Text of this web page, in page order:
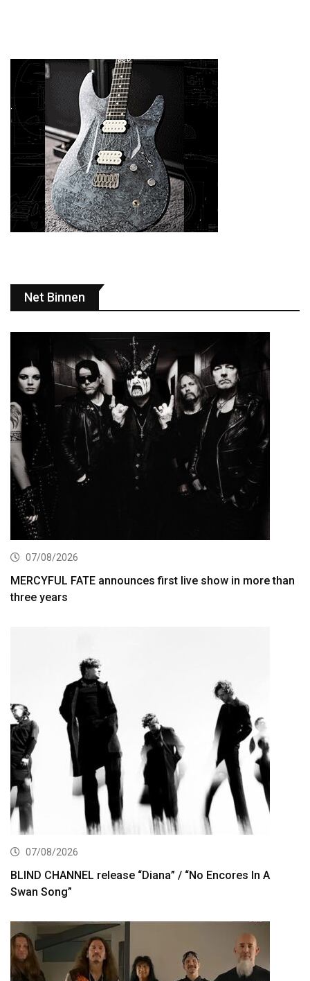
Net Binnen
07/08/2026
MERCYFUL FATE announces first live show in more than
three years
07/08/2026
BLIND CHANNEL release “Diana” / “No Encores In A
Swan Song”